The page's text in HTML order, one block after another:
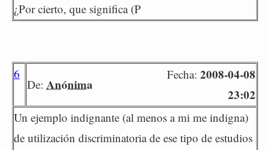
¿Por cierto, que significa (P
6
De: Anónima
Fecha: 2008-04-08
23:02
Un ejemplo indignante (al menos a mi me indigna)
de utilización discriminatoria de ese tipo de estudios